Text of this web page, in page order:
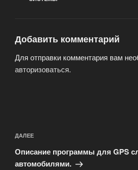
Добавить комментарий
Для отправки комментария вам
авторизоваться.
по
записям
Следующая
запись
ДАЛЕЕ
Описание программы для GPS
автомобилями.